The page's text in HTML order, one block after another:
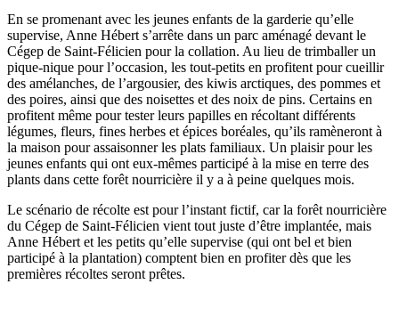
En se promenant avec les jeunes enfants de la garderie qu’elle
supervise, Anne Hébert s’arrête dans un parc aménagé devant le
Cégep de Saint-Félicien pour la collation. Au lieu de trimballer un
pique-nique pour l’occasion, les tout-petits en profitent pour cueillir
des amélanches, de l’argousier, des kiwis arctiques, des pommes et
des poires, ainsi que des noisettes et des noix de pins. Certains en
profitent même pour tester leurs papilles en récoltant différents
légumes, fleurs, fines herbes et épices boréales, qu’ils ramèneront à
la maison pour assaisonner les plats familiaux. Un plaisir pour les
jeunes enfants qui ont eux-mêmes participé à la mise en terre des
plants dans cette forêt nourricière il y a à peine quelques mois.
Le scénario de récolte est pour l’instant fictif, car la forêt nourricière
du Cégep de Saint-Félicien vient tout juste d’être implantée, mais
Anne Hébert et les petits qu’elle supervise (qui ont bel et bien
participé à la plantation) comptent bien en profiter dès que les
premières récoltes seront prêtes.